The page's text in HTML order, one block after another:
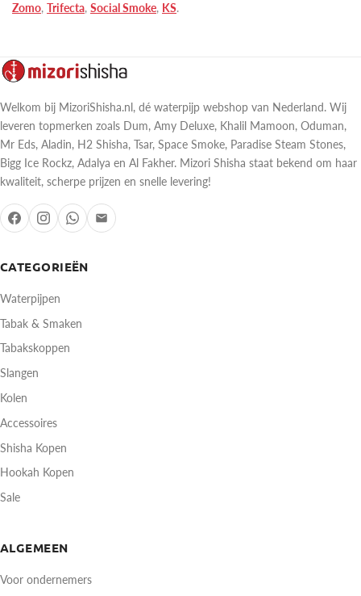
Zomo, Trifecta, Social Smoke, KS.
CATEGORIEËN
Waterpijpen
Tabak & Smaken
Tabakskoppen
Slangen
Kolen
Accessoires
Shisha Kopen
Hookah Kopen
Sale
ALGEMEEN
Voor ondernemers
Welkom bij MizoriShisha.nl, dé waterpijp webshop van Nederland. Wij
leveren topmerken zoals Dum, Amy Deluxe, Khalil Mamoon, Oduman,
Mr Eds, Aladin, H2 Shisha, Tsar, Space Smoke, Paradise Steam Stones,
Bigg Ice Rockz, Adalya en Al Fakher. Mizori Shisha staat bekend om haar
kwaliteit, scherpe prijzen en snelle levering!